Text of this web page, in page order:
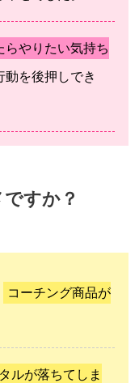
らやりたい気持ち
動を後押しでき
すか？
コーチング商品が
ルが落ちてしま